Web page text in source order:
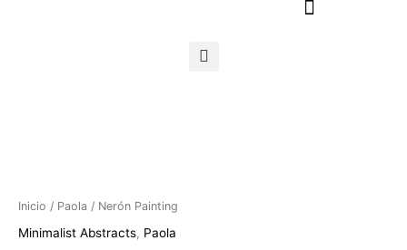
Inicio / Paola / Nerón Painting
Minimalist Abstracts, Paola